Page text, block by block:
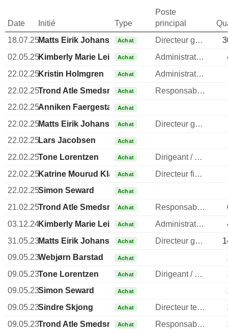
Date Initié Type
Poste
principal
18.07.25Matts Eirik JohansenAchat Directeur general
02.05.25Kimberly Marie Lein-Mathisen
Achat Administrateur
22.02.25Kristin Holmgren Achat
Administrateur
22.02.25Trond Atle SmedsrudAchat
Responsable ventes & marketing
22.02.25Anniken Faergestad Achat
22.02.25Matts Eirik JohansenAchat
Directeur general
22.02.25Lars Jacobsen Achat
22.02.25Tone Lorentzen Achat
Dirigeant / cadre principal
22.02.25Katrine Mourud Klaveness
Achat
Directeur financier
22.02.25Simon Seward Achat
21.02.25Trond Atle SmedsrudAchat Responsable ventes & marketing
03.12.24Kimberly Marie Lein-Mathisen
Achat Administrateur
31.05.23Matts Eirik JohansenAchat Directeur general
09.05.23Webjørn Barstad Achat
09.05.23Tone Lorentzen Achat Dirigeant / cadre principal
09.05.23Simon Seward Achat
09.05.23Sindre Skjong Achat Directeur technique
09.05.23Trond Atle SmedsrudAchat Responsable ventes & marketing